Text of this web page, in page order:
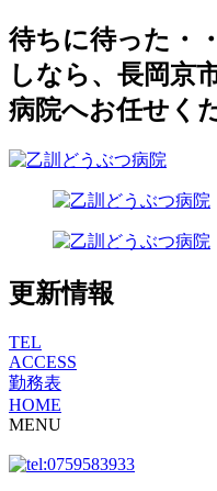
待ちに待った・
しなら、長岡京
病院へお任せく
更新情報
TEL
ACCESS
勤務表
HOME
MENU